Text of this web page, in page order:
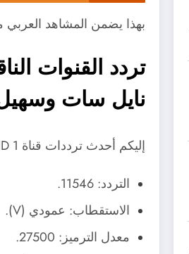
بهذا يضمن المشاهد العربي
تردد القنوات
نايل سات
إليكم أحدث ترددات قناة beIN SPORTS HD 1 التي تنقل مباراة برشلونة وباريس سان جيرمان مباشرة:
التردد: 11546.
الاستقطاب: عمودي (V).
معدل الترميز: 27500.